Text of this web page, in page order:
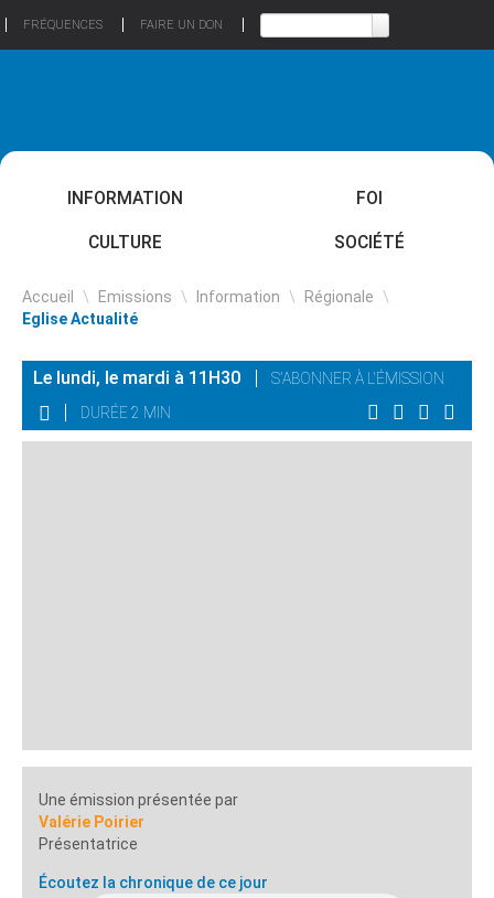
FRÉQUENCES FAIRE UN DON
INFORMATION FOI
CULTURE SOCIÉTÉ
Accueil \ Emissions \ Information \ Régionale \
Eglise Actualité
Le lundi, le mardi à 11H30
S'ABONNER À L'ÉMISSION
DURÉE 2 MIN
Une émission présentée par
Valérie Poirier
Présentatrice
Écoutez la chronique de ce jour